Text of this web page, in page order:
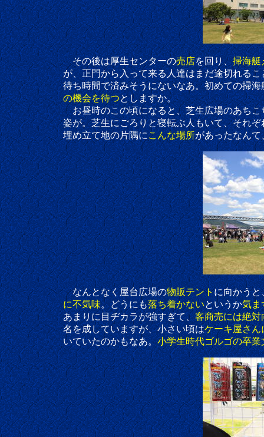
その後は厚生センターの売店を回り、掃海艇
が、正門から入って来る人達はまだ途切れるこ
待ち時間で済みそうにないなあ。初めての掃海艇え
の機会を待つとしますか。
お昼時のこの頃になると、芝生広場のあちこ
姿が。芝生にごろりと寝転ぶ人もいて、それぞ
埋め立て地の片隅にこんな場所があったなん
なんとなく屋台広場の物販テントに向かうと
に不気味。どうにも落ち着かないというか気ま
あまりに目ヂカラが強すぎて、客商売には絶対
名を成していますが、小さい頃はケーキ屋さん
いていたのかもなあ。小学生時代ゴルゴの卒業